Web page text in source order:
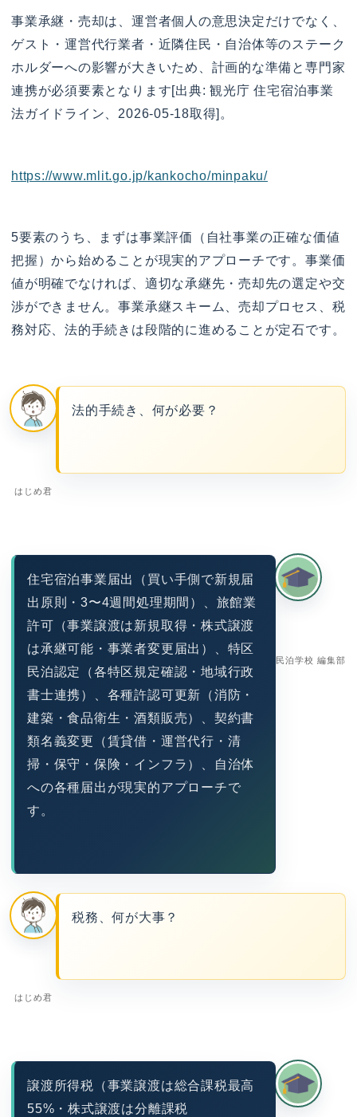
事業承継・売却は、運営者個人の意思決定だけでなく、
ゲスト・運営代行業者・近隣住民・自治体等のステーク
ホルダーへの影響が大きいため、計画的な準備と専門家
連携が必須要素となります[出典: 観光庁 住宅宿泊事業
法ガイドライン、2026-05-18取得]。
https://www.mlit.go.jp/kankocho/minpaku/
5要素のうち、まずは事業評価（自社事業の正確な価値
把握）から始めることが現実的アプローチです。事業価
値が明確でなければ、適切な承継先・売却先の選定や交
渉ができません。事業承継スキーム、売却プロセス、税
務対応、法的手続きは段階的に進めることが定石です。
はじめ君
法的手続き、何が必要？
民泊学校 編集部
住宅宿泊事業届出（買い手側で新規届
出原則・3〜4週間処理期間）、旅館業
許可（事業譲渡は新規取得・株式譲渡
は承継可能・事業者変更届出）、特区
民泊認定（各特区規定確認・地域行政
書士連携）、各種許認可更新（消防・
建築・食品衛生・酒類販売）、契約書
類名義変更（賃貸借・運営代行・清
掃・保守・保険・インフラ）、自治体
への各種届出が現実的アプローチで
す。
はじめ君
税務、何が大事？
譲渡所得税（事業譲渡は総合課税最高
55%・株式譲渡は分離課税